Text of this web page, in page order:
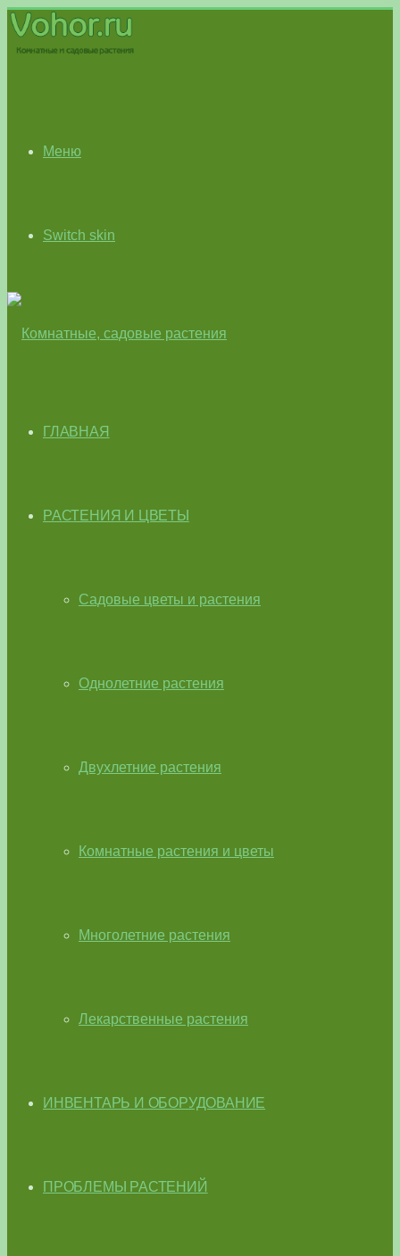
Меню
Switch skin
ГЛАВНАЯ
РАСТЕНИЯ И ЦВЕТЫ
Садовые цветы и растения
Однолетние растения
Двухлетние растения
Комнатные растения и цветы
Многолетние растения
Лекарственные растения
ИНВЕНТАРЬ И ОБОРУДОВАНИЕ
ПРОБЛЕМЫ РАСТЕНИЙ